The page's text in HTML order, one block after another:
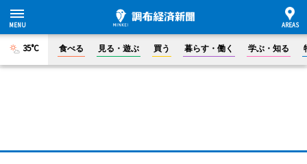
35°C 食べる 見る・遊ぶ 買う 暮らす・働く 学ぶ・知る